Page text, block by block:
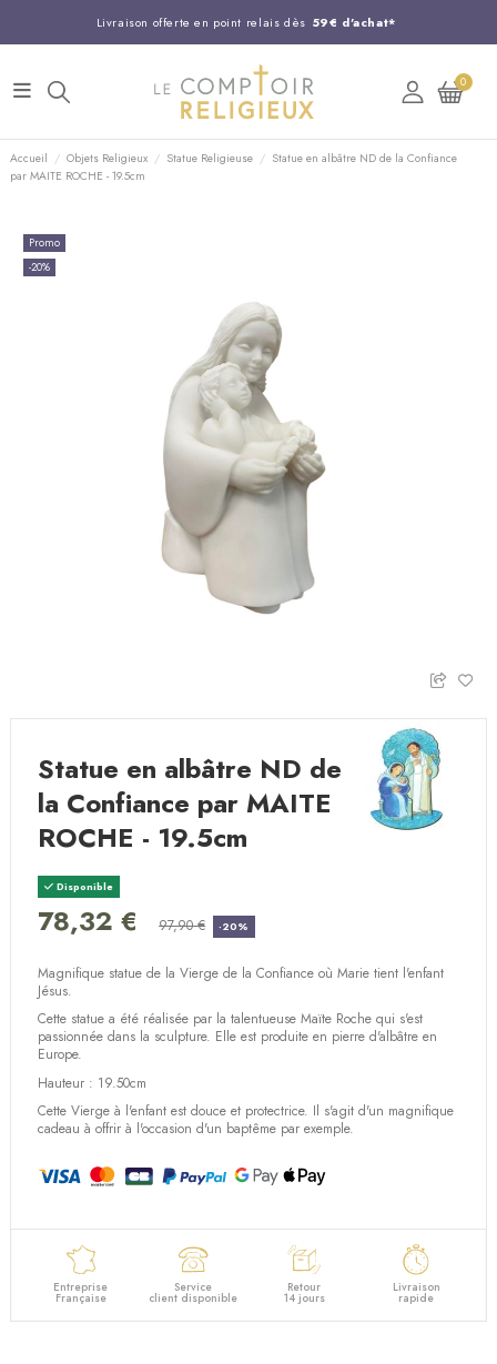
Livraison offerte en point relais dès 59€ d'achat*
Entreprise Française familiale
Support client disponible au 03 20 24 74 15
Commandez avant 14H, expédition le jour même !
0
Accueil Objets Religieux Statue Religieuse
Statue en albâtre ND de la Confiance
par MAITE ROCHE - 19.5cm
Promo
-20%
Statue en albâtre ND de
la Confiance par MAITE
ROCHE - 19.5cm
Disponible
78,32 € 97,90 € -20%
Magnifique statue de la Vierge de la Confiance où Marie tient l'enfant
Jésus.
Cette statue a été réalisée par la talentueuse Maïte Roche qui s'est
passionnée dans la sculpture. Elle est produite en pierre d'albâtre en
Europe.
Hauteur : 19.50cm
Cette Vierge à l'enfant est douce et protectrice. Il s'agit d'un magnifique
cadeau à offrir à l'occasion d'un baptême par exemple.
Entreprise
Française
Service
client disponible
Retour
14 jours
Livraison
rapide